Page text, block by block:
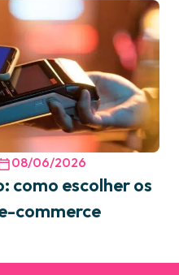
08/06/2026
como escolher os
commerce